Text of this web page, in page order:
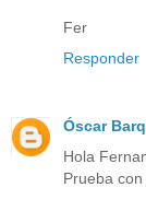
Fer
Responder
Óscar
Hola
Prueba